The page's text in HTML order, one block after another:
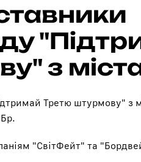
з
Третю штурмову" з
"СвітФейт" та